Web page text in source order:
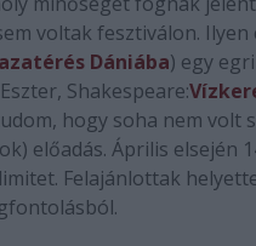
voltak fesztiválon.
Dániába) egy
Shakespeare:
hogy soha nem volt
előadás. Április elsején
Felajánlottak